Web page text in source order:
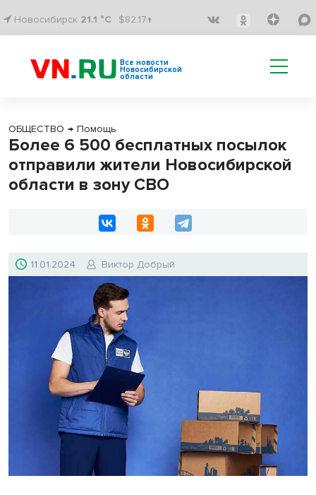
Новосибирск 21.1 °C $82.17↑
Все новости
Новосибирской
области
ОБЩЕСТВО → Помощь
Более 6 500 бесплатных посылок
отправили жители Новосибирской
области в зону СВО
11.01.2024 Виктор Добрый